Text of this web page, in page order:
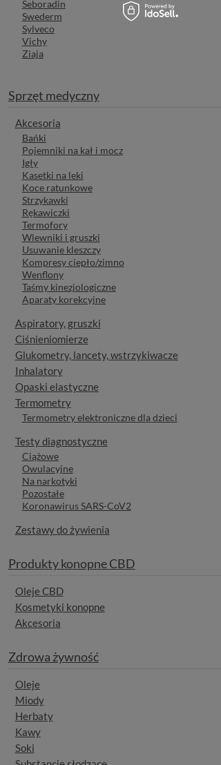
Seboradin
Swederm
Sylveco
Vichy
Ziaja
Sprzęt medyczny
Akcesoria
Bańki
Pojemniki na kał i mocz
Igły
Kasetki na leki
Koce ratunkowe
Strzykawki
Rękawiczki
Termofory
Wlewniki i gruszki
Usuwanie kleszczy
Kompresy ciepło/zimno
Wenflony
Taśmy kinezjologiczne
Aparaty korekcyjne
Aspiratory, gruszki
Ciśnieniomierze
Glukometry, lancety, wstrzykiwacze
Inhalatory
Opaski elastyczne
Termometry
Termometry elektroniczne dla dzieci
Testy diagnostyczne
Ciążowe
Owulacyjne
Na narkotyki
Pozostałe
Koronawirus SARS-CoV2
Zestawy do żywienia
Produkty konopne CBD
Oleje CBD
Kosmetyki konopne
Akcesoria
Zdrowa żywność
Oleje
Miody
Herbaty
Kawy
Soki